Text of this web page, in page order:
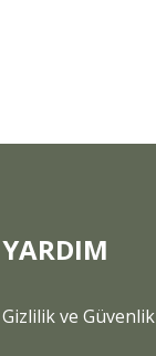
YARDIM
Gizlilik ve Güvenlik